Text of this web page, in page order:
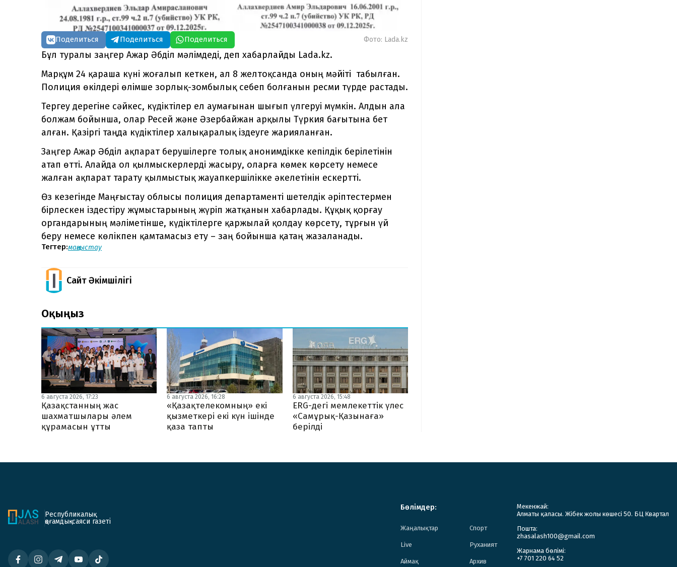
Поделиться Поделиться Поделиться Фото: Lada.kz
Бұл туралы заңгер Ажар Әбділ мәлімдеді, деп хабарлайды Lada.kz.
Марқұм 24 қараша күні жоғалып кеткен, ал 8 желтоқсанда оның мәйіті табылған.
Полиция өкілдері өлімше зорлық-зомбылық себеп болғанын ресми түрде растады.
Тергеу дерегіне сәйкес, күдіктілер ел аумағынан шығып үлгеруі мүмкін. Алдын ала
болжам бойынша, олар Ресей және Әзербайжан арқылы Түркия бағытына бет
алған. Қазіргі таңда күдіктілер халықаралық іздеуге жарияланған.
Заңгер Ажар Әбділ ақпарат берушілерге толық анонимдікке кепілдік берілетінін
атап өтті. Алайда ол қылмыскерлерді жасыру, оларға көмек көрсету немесе
жалған ақпарат тарату қылмыстық жауапкершілікке әкелетінін ескертті.
Өз кезегінде Маңғыстау облысы полиция департаменті шетелдік әріптестермен
бірлескен іздестіру жұмыстарының жүріп жатқанын хабарлады. Құқық қорғау
органдарының мәліметінше, күдіктілерге қаржылай қолдау көрсету, тұрғын үй
беру немесе көлікпен қамтамасыз ету – заң бойынша қатаң жазаланады.
Тегтер:маңғыстау
Сайт Әкімшілігі
Оқыңыз
6 августа 2026, 17:23
Қазақстанның жас
шахматшылары әлем
құрамасын ұтты
6 августа 2026, 16:28
«Қазақтелекомның» екі
қызметкері екі күн ішінде
қаза тапты
6 августа 2026, 15:48
ERG-дегі мемлекеттік үлес
«Самұрық-Қазынаға»
берілді
Республикалық
қоғамдық-саяси газеті
Бөлімдер:
Жаңалықтар Спорт
Live Руханият
Аймақ Архив
Мекенжай:
Алматы қаласы. Жібек жолы көшесі 50. БЦ Квартал
Пошта:
zhasalash100@gmail.com
Жарнама бөлімі:
+7 701 220 64 52